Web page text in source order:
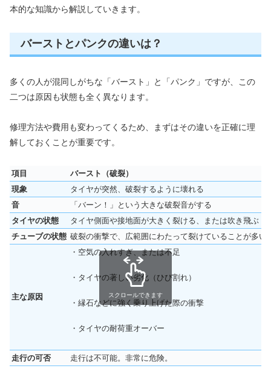
本的な知識から解説していきます。
バーストとパンクの違いは？
多くの人が混同しがちな「バースト」と「パンク」ですが、この
二つは原因も状態も全く異なります。
修理方法や費用も変わってくるため、まずはその違いを正確に理
解しておくことが重要です。
項目 バースト（破裂）
現象
タイヤが突然、破裂するように壊れる
音
「バーン！」という大きな破裂音がする
タイヤの状態
タイヤ側面や接地面が大きく裂ける、または吹き飛ぶ
チューブの状態 破裂の衝撃で、広範囲にわたって裂けていることが多い
主な原因
・空気の入れすぎ、または不足
・タイヤの著しい劣化（ひび割れ）
・縁石などに強く乗り上げた際の衝撃
・タイヤの耐荷重オーバー
走行の可否 走行は不可能。非常に危険。
スクロールできます